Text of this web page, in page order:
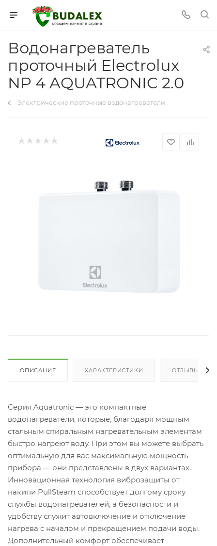
Водонагреватель
проточный Electrolux
NP 4 AQUATRONIC 2.0
Электрические проточные водонагреватели
ОПИСАНИЕ ХАРАКТЕРИСТИКИ ОТЗЫВЫ
Серия Aquatronic — это компактные
водонагреватели, которые, благодаря мощным
стальным спиральным нагревательным элементам
быстро нагреют воду. При этом вы можете выбрать
оптимальную для вас максимальную мощность
прибора — они представлены в двух вариантах.
Инновационная технология виброзащиты от
накипи PullSteam способствует долгому сроку
службы водонагревателей, а безопасности и
удобству служит автовключение и отключение
нагрева с началом и прекращением подачи воды.
Дополнительный комфорт обеспечивает